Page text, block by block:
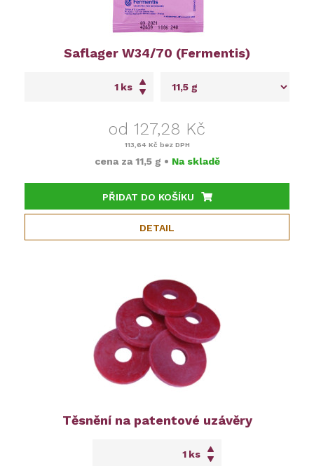
Saflager W34/70 (Fermentis)
ks
od 127,28 Kč
113,64 Kč bez DPH
cena za 11,5 g • Na skladě
PŘIDAT DO KOŠÍKU
DETAIL
Těsnění na patentové uzávěry
ks